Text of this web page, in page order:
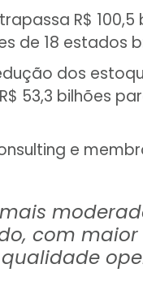
R$
de 18 estados
dos
53,3 bilhões
e
com